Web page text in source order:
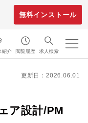
無料インストール
紹介 閲覧履歴 求人検索
更新日：2026.06.01
ア設計/PM